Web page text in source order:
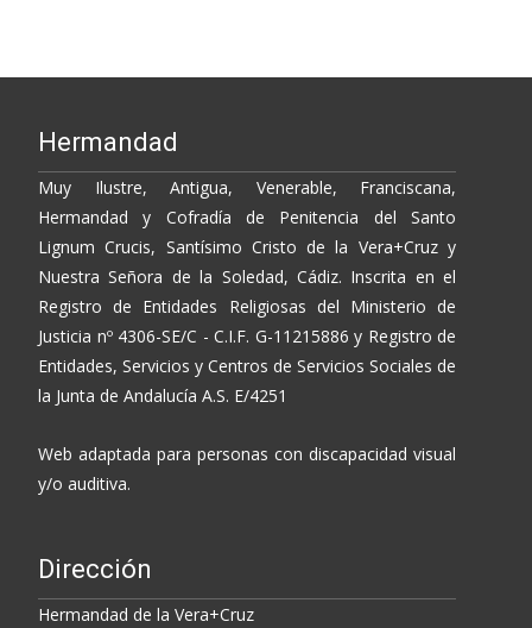
o n ti
Hermandad
Muy Ilustre, Antigua, Venerable, Franciscana,
Hermandad y Cofradía de Penitencia del Santo
Lignum Crucis, Santísimo Cristo de la Vera+Cruz y
Nuestra Señora de la Soledad, Cádiz. Inscrita en el
Registro de Entidades Religiosas del Ministerio de
Justicia nº 4306-SE/C - C.I.F. G-11215886 y Registro de
Entidades, Servicios y Centros de Servicios Sociales de
la Junta de Andalucía A.S. E/4251
Web adaptada para personas con discapacidad visual
y/o auditiva.
Dirección
Hermandad de la Vera+Cruz